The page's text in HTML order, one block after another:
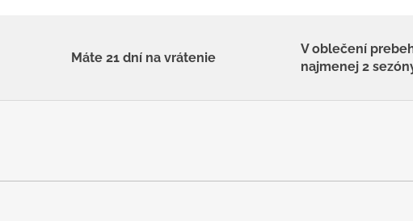
Máte 21 dní na vrátenie
V oblečení
najmenej 2